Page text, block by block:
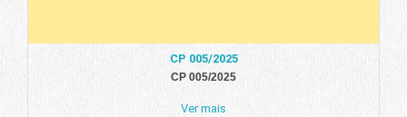
CP 005/2025
CP 005/2025
Ver mais